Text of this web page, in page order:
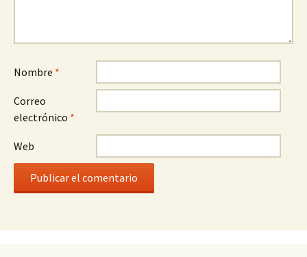
Nombre *
Correo
electrónico *
Web